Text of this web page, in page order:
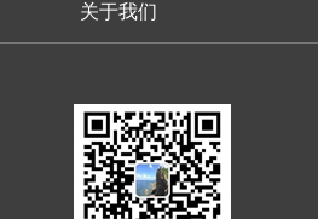
关于我们